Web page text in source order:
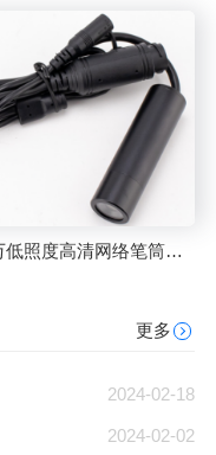
400万低照度高清网络笔筒摄像头
更多
2024-02-18
2024-02-02